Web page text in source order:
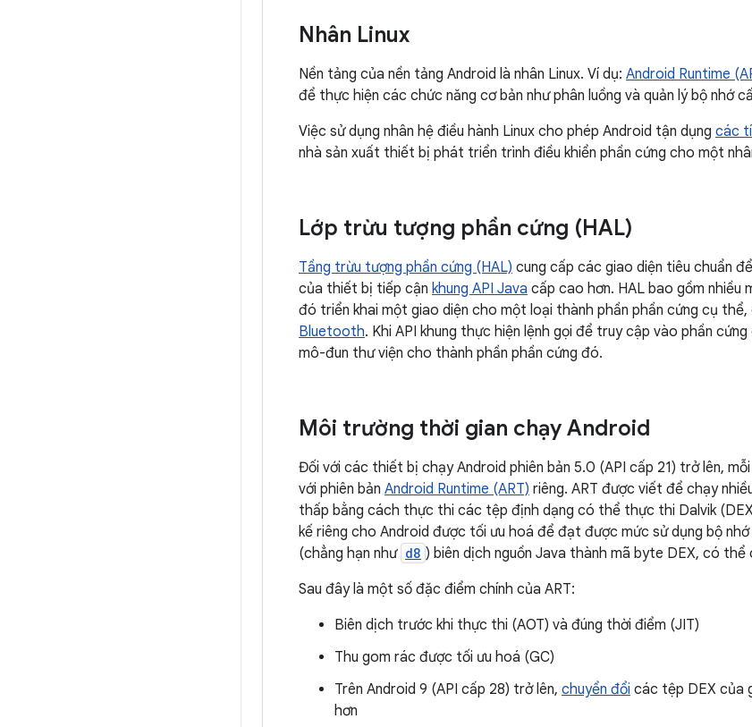
Nhân Linux
Nền tảng của nền tảng Android là nhân Linux. Ví dụ: Android Runtime
để thực hiện các chức năng cơ bản như phân luồng và quản lý bộ nhớ
Việc sử dụng nhân hệ điều hành Linux cho phép Android tận dụng các
nhà sản xuất thiết bị phát triển trình điều khiển phần cứng cho một
Lớp trừu tượng phần cứng (HAL)
Tầng trừu tượng phần cứng (HAL) cung cấp các giao diện tiêu chuẩn
của thiết bị tiếp cận khung API Java cấp cao hơn. HAL bao gồm
đó triển khai một giao diện cho một loại thành phần phần cứng cụ thể,
Bluetooth. Khi API khung thực hiện lệnh gọi để truy cập vào phần
mô-đun thư viện cho thành phần phần cứng đó.
Môi trường thời gian chạy Android
Đối với các thiết bị chạy Android phiên bản 5.0 (API cấp 21) trở lên,
với phiên bản Android Runtime (ART) riêng. ART được viết để chạy
thấp bằng cách thực thi các tệp định dạng có thể thực thi Dalvik
kế riêng cho Android được tối ưu hoá để đạt được mức sử dụng bộ
(chẳng hạn như d8 ) biên dịch nguồn Java thành mã byte DEX, có
Sau đây là một số đặc điểm chính của ART:
Biên dịch trước khi thực thi (AOT) và đúng thời điểm (JIT)
Thu gom rác được tối ưu hoá (GC)
Trên Android 9 (API cấp 28) trở lên, chuyển đổi các tệp DEX của
hơn